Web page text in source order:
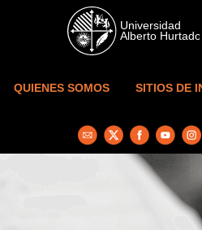
Skip to main content
QUIENES SOMOS SITIOS DE